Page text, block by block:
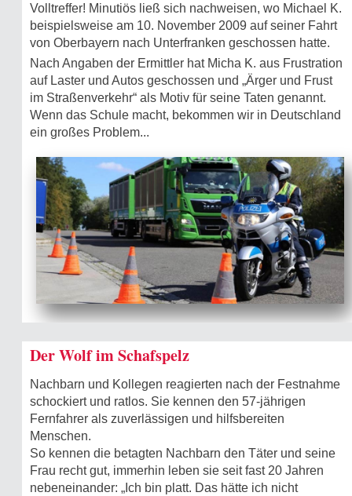
Volltreffer! Minutiös ließ sich nachweisen, wo Michael K.
beispielsweise am 10. November 2009 auf seiner Fahrt
von Oberbayern nach Unterfranken geschossen hatte.
Nach Angaben der Ermittler hat Micha K. aus Frustration
auf Laster und Autos geschossen und „Ärger und Frust
im Straßenverkehr“ als Motiv für seine Taten genannt.
Wenn das Schule macht, bekommen wir in Deutschland
ein großes Problem...
Der Wolf im Schafspelz
Nachbarn und Kollegen reagierten nach der Festnahme
schockiert und ratlos. Sie kennen den 57-jährigen
Fernfahrer als zuverlässigen und hilfsbereiten
Menschen.
So kennen die betagten Nachbarn den Täter und seine
Frau recht gut, immerhin leben sie seit fast 20 Jahren
nebeneinander: „Ich bin platt. Das hätte ich nicht